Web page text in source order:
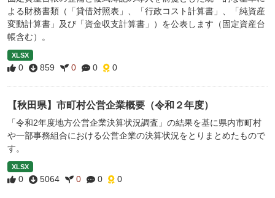
よる財務書類（「貸借対照表」、「行政コスト計算書」、「純資産
変動計算書」及び「資金収支計算書」）を公表します（固定資産台
帳含む）。
XLSX
0 859 0 0 0
【秋田県】市町村公営企業概要（令和２年度）
「令和2年度地方公営企業決算状況調査」の結果を基に県内市町村
や一部事務組合における公営企業の決算状況をとりまとめたもので
す。
XLSX
0 5064 0 0 0